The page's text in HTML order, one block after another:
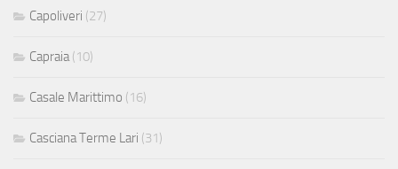
Capoliveri (27)
Capraia (10)
Casale Marittimo (16)
Casciana Terme Lari (31)